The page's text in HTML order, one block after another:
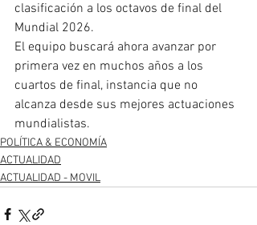
clasificación a los octavos de final del
Mundial 2026.
El equipo buscará ahora avanzar por
primera vez en muchos años a los
cuartos de final, instancia que no
alcanza desde sus mejores actuaciones
mundialistas.
POLÍTICA & ECONOMÍA
ACTUALIDAD
ACTUALIDAD - MOVIL